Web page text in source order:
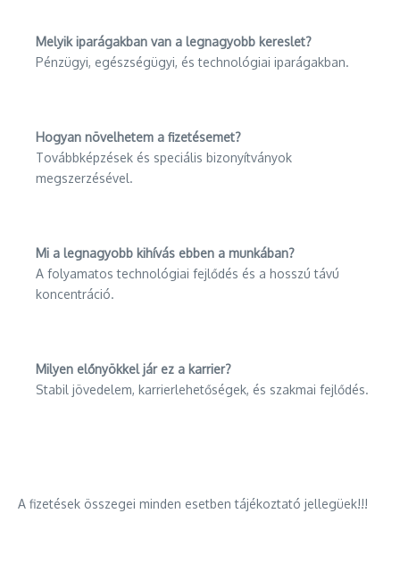
Melyik iparágakban van a legnagyobb kereslet?
Pénzügyi, egészségügyi, és technológiai iparágakban.
Hogyan növelhetem a fizetésemet?
Továbbképzések és speciális bizonyítványok
megszerzésével.
Mi a legnagyobb kihívás ebben a munkában?
A folyamatos technológiai fejlődés és a hosszú távú
koncentráció.
Milyen előnyökkel jár ez a karrier?
Stabil jövedelem, karrierlehetőségek, és szakmai fejlődés.
A fizetések összegei minden esetben tájékoztató jellegüek!!!